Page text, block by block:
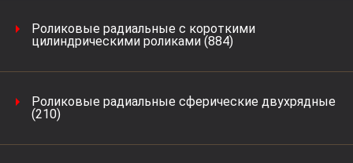
Роликовые радиальные с короткими
цилиндрическими роликами (884)
Роликовые радиальные сферические двухрядные
(210)